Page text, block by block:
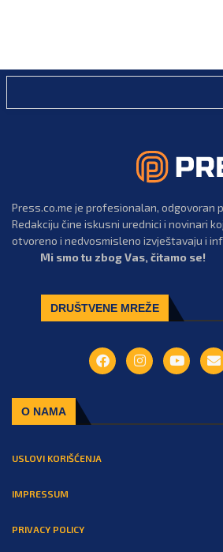
Press.co.me je profesionalan, odgovoran
Redakciju čine iskusni urednici i novinari
otvoreno i nedvosmisleno izvještavaju i
Mi smo tu zbog Vas, čitamo se!
DRUŠTVENE MREŽE
O NAMA
USLOVI KORIŠĆENJA
IMPRESSUM
PRIVACY POLICY